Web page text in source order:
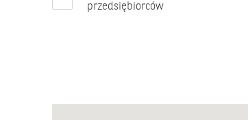
przedsiębiorców